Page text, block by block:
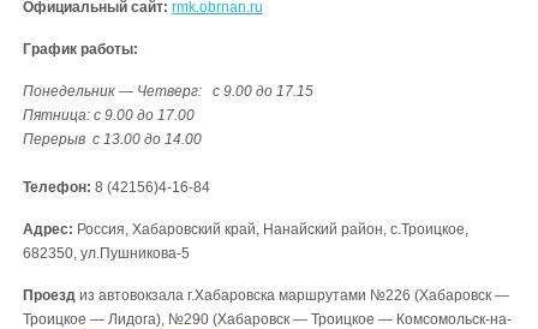
Официальный сайт: rmk.obrnan.ru
График работы:
Понедельник — Четверг: с 9.00 до 17.15
Пятница: с 9.00 до 17.00
Перерыв с 13.00 до 14.00
Телефон: 8 (42156)4-16-84
Адрес: Россия, Хабаровский край, Нанайский район, с.Троицкое,
682350, ул.Пушникова-5
Проезд из автовокзала г.Хабаровска маршрутами №226 (Хабаровск —
Троицкое — Лидога), №290 (Хабаровск — Троицкое — Комсомольск-на-